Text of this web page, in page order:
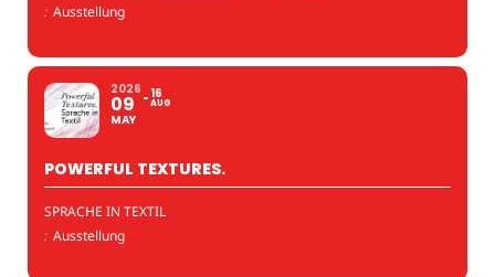
: Ausstellung
2026
09
MAY
16
AUG
POWERFUL TEXTURES.
SPRACHE IN TEXTIL
: Ausstellung